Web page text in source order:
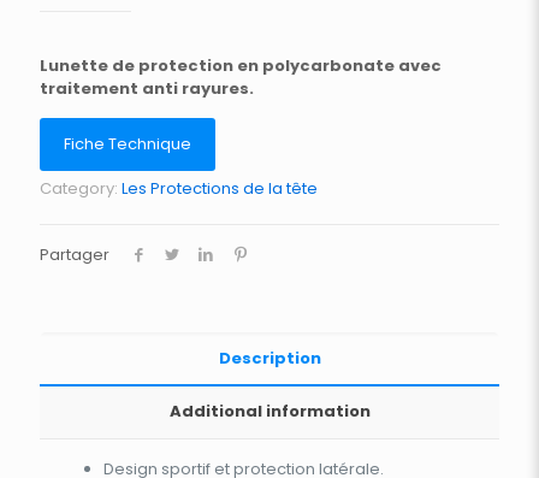
Lunette de protection en polycarbonate avec
traitement anti rayures.
Fiche Technique
Category: Les Protections de la tête
Partager
Description
Additional information
Design sportif et protection latérale.